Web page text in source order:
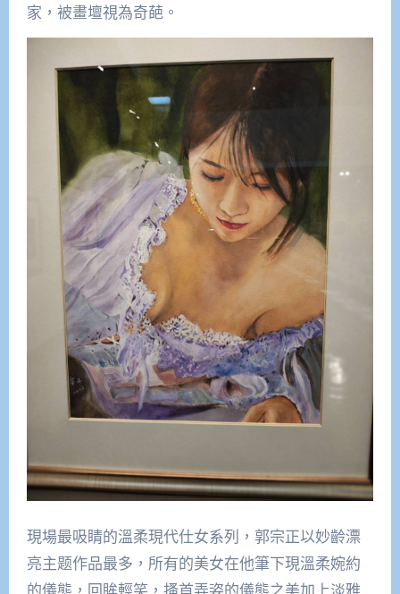
家，被畫壇視為奇葩。
現場最吸睛的溫柔現代仕女系列，郭宗正以妙齡漂
亮主题作品最多，所有的美女在他筆下現溫柔婉約